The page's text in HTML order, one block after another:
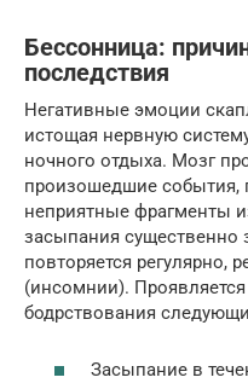
Бессонница:
последствия
Негативные эмоции
истощая нервную
ночного отдыха. Мозг
произошедшие события,
неприятные фрагменты
засыпания существенно
повторяется регулярно,
(инсомнии).
бодрствования
Засыпание в